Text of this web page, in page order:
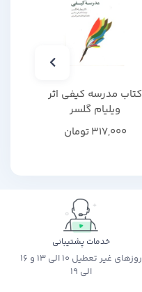
کتاب مدرسه کیفی اثر
ویلیام گلسر
317,000تومان
خدمات پشتیبانی
روزهای غیر تعطیل 10 الی 13 و 16
الی 19